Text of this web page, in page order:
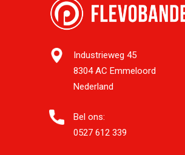
Industrieweg 45
8304 AC Emmeloord
Nederland
Bel ons:
0527 612 339